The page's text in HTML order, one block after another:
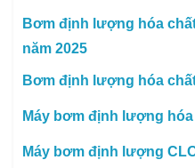
Bơm định lượng hóa
năm 2025
Bơm định lượng hóa
Máy bơm định lượng
Máy bơm định lượng